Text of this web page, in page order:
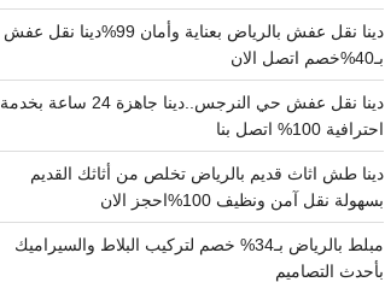
دينا نقل عفش بالرياض بعناية وأمان 99%دينا نقل عفش
بـ40%خصم اتصل الان
دينا نقل عفش حي النرجس..دينا جاهزة 24 ساعة بخدمة
احترافية 100% اتصل بنا
دينا طش اثاث قديم بالرياض تخلص من أثاثك القديم
بسهولة نقل آمن ونظيف 100%احجز الان
مبلط بالرياض بـ34% خصم لتركيب البلاط والسيراميك
بأحدث التصاميم